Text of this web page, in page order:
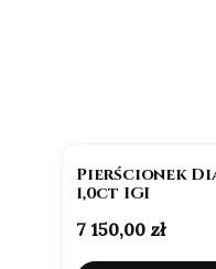
Pierścionek
1,0ct IGI
Cena
7 150,00 zł